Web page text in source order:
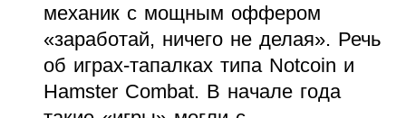
механик с мощным оффером
«заработай, ничего не делая». Речь
об играх-тапалках типа Notcoin и
Hamster Combat. В начале года